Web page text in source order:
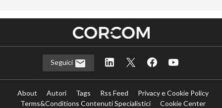
Seguici
About Autori Tags Rss Feed
Privacy e Cookie Policy
Terms&Conditions Contenuti Specialistici
Cookie Center